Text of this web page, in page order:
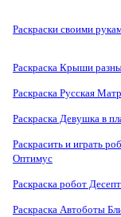
Раскраски своими
Раскраска Крыши
Раскраска Русская
Раскраска Девушка в
Раскрасить и играть
Оптимус
Раскраска робот
Раскраска Автоботы